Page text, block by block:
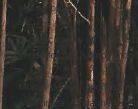
profissionais".
O crescimento do bem-
sendo felizes, somos
Muitas dessas opções
à natureza. Ainda me